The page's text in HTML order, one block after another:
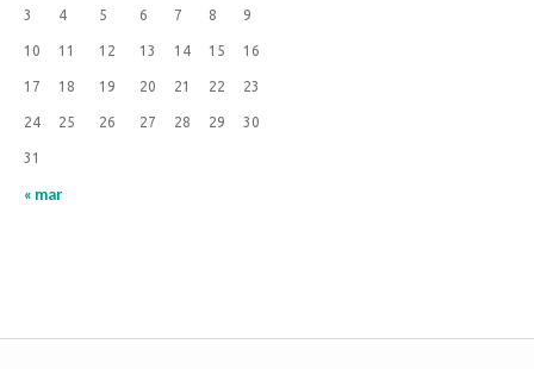
« mar
3 4 5 6 7 8 9
10 11 12 13 14 15 16
17 18 19 20 21 22 23
24 25 26 27 28 29 30
31